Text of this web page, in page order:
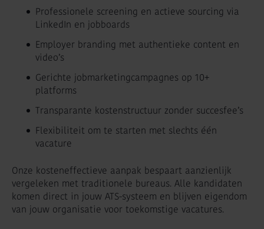
Professionele screening en actieve sourcing via
LinkedIn en jobboards
Employer branding met authentieke content en
video’s
Gerichte jobmarketingcampagnes op 10+
platforms
Transparante kostenstructuur zonder succesfee’s
Flexibiliteit om te starten met slechts één
vacature
Onze kosteneffectieve aanpak bespaart aanzienlijk
vergeleken met traditionele bureaus. Alle kandidaten
komen direct in jouw ATS-systeem en blijven eigendom
van jouw organisatie voor toekomstige vacatures.